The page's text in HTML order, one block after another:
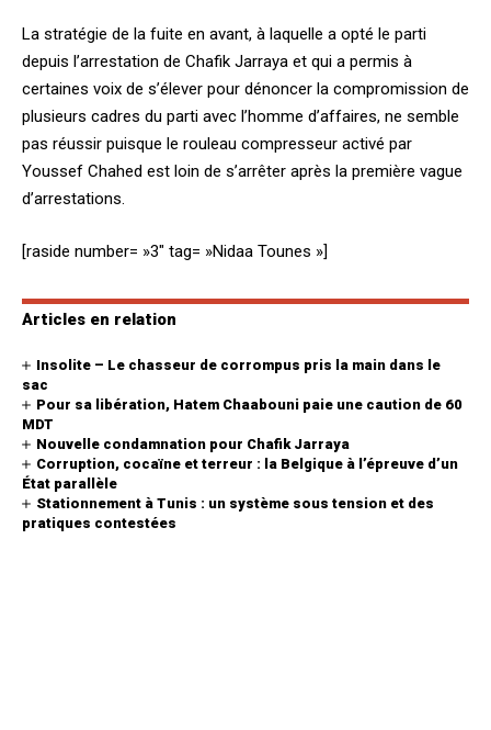
La stratégie de la fuite en avant, à laquelle a opté le parti
depuis l’arrestation de Chafik Jarraya et qui a permis à
certaines voix de s’élever pour dénoncer la compromission de
plusieurs cadres du parti avec l’homme d’affaires, ne semble
pas réussir puisque le rouleau compresseur activé par
Youssef Chahed est loin de s’arrêter après la première vague
d’arrestations.
[raside number= »3″ tag= »Nidaa Tounes »]
Articles en relation
Insolite – Le chasseur de corrompus pris la main dans le
sac
Pour sa libération, Hatem Chaabouni paie une caution de 60
MDT
Nouvelle condamnation pour Chafik Jarraya
Corruption, cocaïne et terreur : la Belgique à l’épreuve d’un
État parallèle
Stationnement à Tunis : un système sous tension et des
pratiques contestées